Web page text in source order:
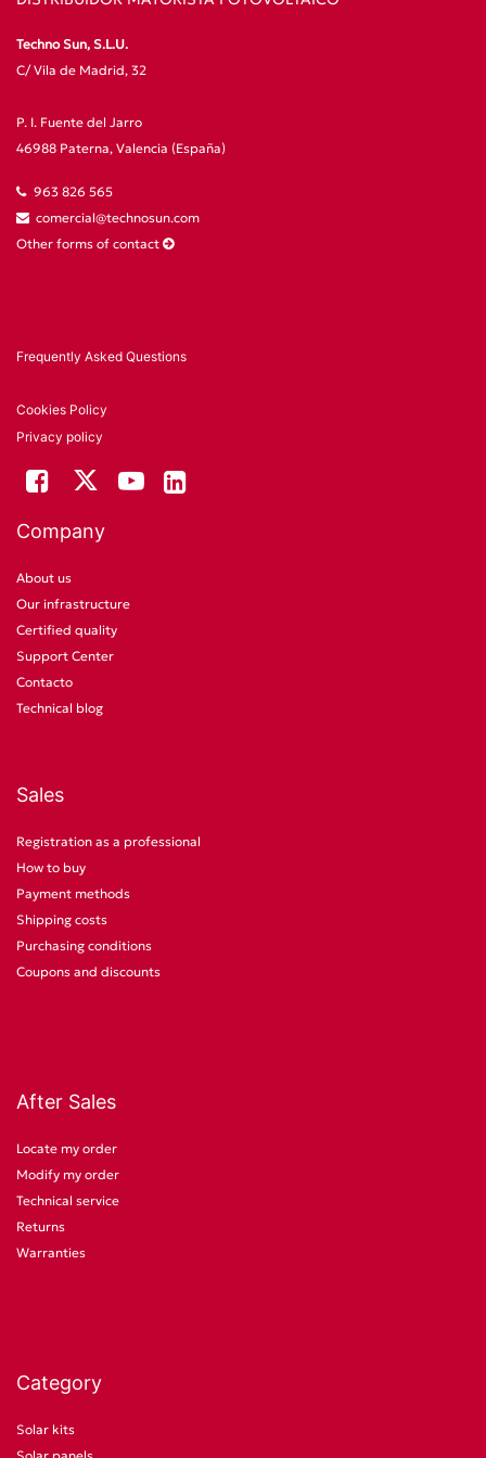
Techno Sun, S.L.U.
C/ Vila de Madrid, 32
P. I. Fuente del Jarro
46988 Paterna, Valencia (España)
963 826 565
comercial@technosun.com
Other forms of contact
Frequently Asked Questions
Cookies Policy
Privacy policy
Company
About us
Our infrastructure
Certified quality
Support Center
Contacto
Technical blog
Sales
Registration as a professional
How to buy
Payment methods
Shipping costs
Purchasing conditions
Coupons and discounts
After Sales
Locate my order
Modify my order
Technical service
Returns
Warranties
Category
Solar kits